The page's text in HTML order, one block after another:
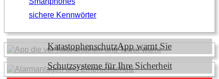
sichere Kennwörter
KatastophenschutzApp warnt Sie
Schutzsysteme für Ihre Sicherheit